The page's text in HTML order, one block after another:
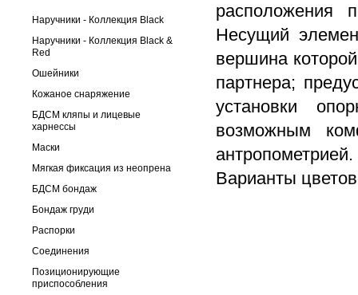
Наручники - Коллекция Black
Наручники - Коллекция Black &
Red
Ошейники
Кожаное снаряжение
БДСМ кляпы и лицевые
харнессы
Маски
Мягкая фиксация из неопрена
БДСМ бондаж
Бондаж груди
Распорки
Соединения
Позиционирующие
приспособления
расположения
Несущий
вершина
партнера;
установки
возможным
Варианты